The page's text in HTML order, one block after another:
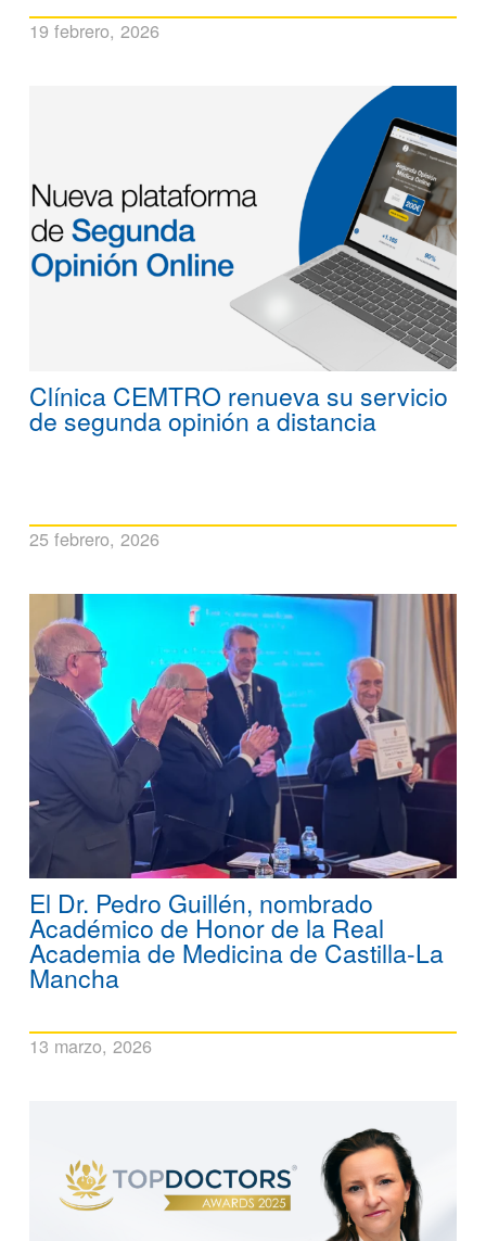
19 febrero, 2026
Clínica CEMTRO renueva su servicio
de segunda opinión a distancia
25 febrero, 2026
El Dr. Pedro Guillén, nombrado
Académico de Honor de la Real
Academia de Medicina de Castilla-La
Mancha
13 marzo, 2026